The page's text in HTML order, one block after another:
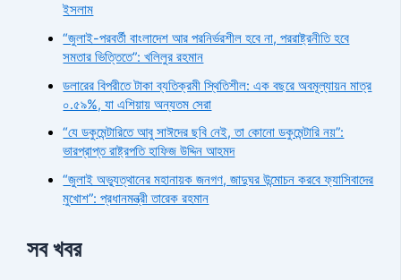
ইসলাম
“জুলাই-পরবর্তী বাংলাদেশ আর পরনির্ভরশীল হবে না, পররাষ্ট্রনীতি হবে
সমতার ভিত্তিতে”: খলিলুর রহমান
ডলারের বিপরীতে টাকা ব্যতিক্রমী স্থিতিশীল: এক বছরে অবমূল্যায়ন মাত্র
০.৫৯%, যা এশিয়ায় অন্যতম সেরা
“যে ডকুমেন্টারিতে আবু সাঈদের ছবি নেই, তা কোনো ডকুমেন্টারি নয়”:
ভারপ্রাপ্ত রাষ্ট্রপতি হাফিজ উদ্দিন আহমদ
“জুলাই অভ্যুত্থানের মহানায়ক জনগণ, জাদুঘর উন্মোচন করবে ফ্যাসিবাদের
মুখোশ”: প্রধানমন্ত্রী তারেক রহমান
সব খবর